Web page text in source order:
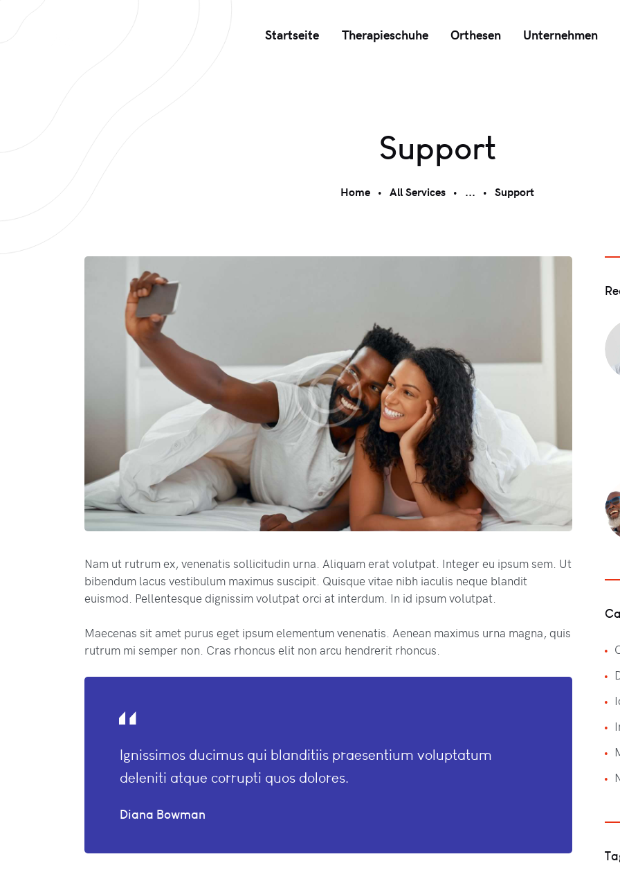
Startseite Therapieschuhe Orthesen Unternehmen
Support
Home All Services ... Support
Nam ut rutrum ex, venenatis sollicitudin urna. Aliquam erat volutpat. Integer eu ipsum sem. Ut
bibendum lacus vestibulum maximus suscipit. Quisque vitae nibh iaculis neque blandit
euismod. Pellentesque dignissim volutpat orci at interdum. In id ipsum volutpat.
Maecenas sit amet purus eget ipsum elementum venenatis. Aenean maximus urna magna, quis
rutrum mi semper non. Cras rhoncus elit non arcu hendrerit rhoncus.
Ignissimos ducimus qui blanditiis praesentium voluptatum
deleniti atque corrupti quos dolores.
Diana Bowman